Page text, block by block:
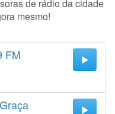
de rádio da cidade
mesmo!
FM